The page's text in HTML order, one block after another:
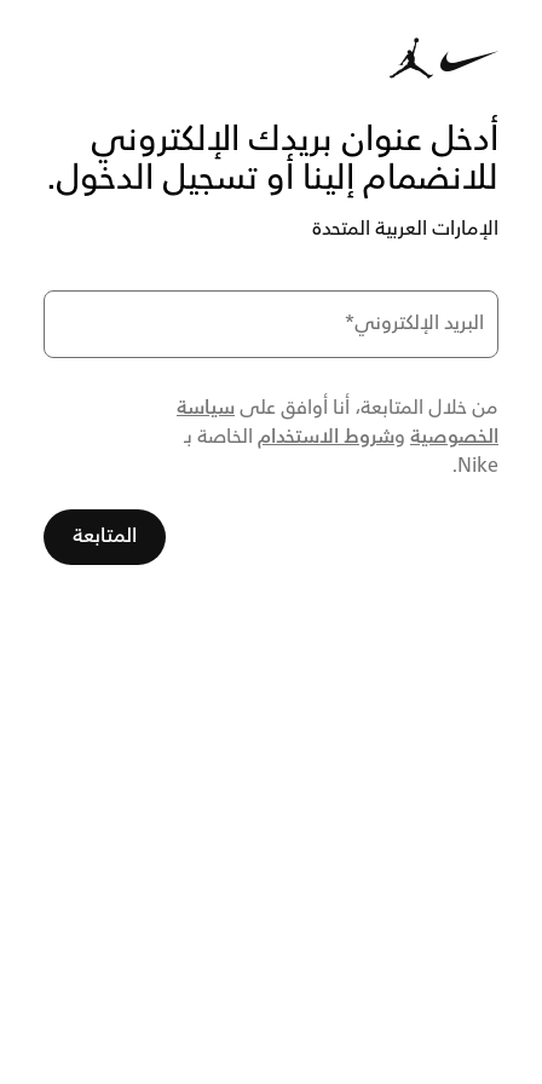
أدخل عنوان بريدك الإلكتروني
للانضمام إلينا أو تسجيل الدخول.
الإمارات العربية المتحدة
البريد الإلكتروني*
من خلال المتابعة، أنا أوافق علىسياسة
الخصوصية وشروط الاستخدام الخاصة بـ
Nike.
المتابعة